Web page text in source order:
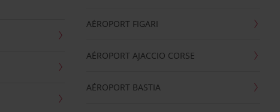
AÉROPORT FIGARI
AÉROPORT AJACCIO CORSE
AÉROPORT BASTIA